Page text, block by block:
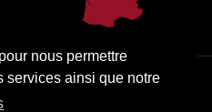
nous permettre
services ainsi que notre
LÉGALES ACCESSIBILITÉ